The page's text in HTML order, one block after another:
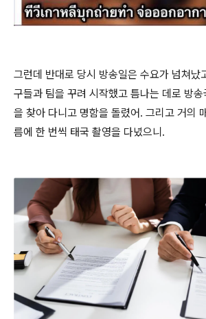
그런데 반대로 당시 방송일은 수요가 넘쳐났
구들과 팀을 꾸려 시작했고 틈나는 데로 방송
을 찾아 다니고 명함을 돌렸어. 그리고 거의
름에 한 번씩 태국 촬영을 다녔으니.